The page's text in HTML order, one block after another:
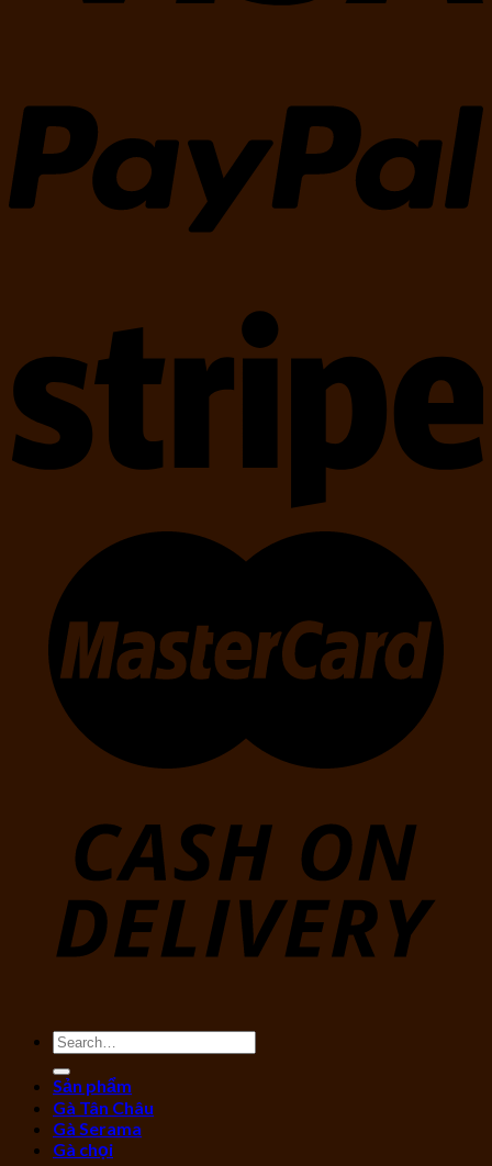
Search
for:
Sản phẩm
Gà Tân Châu
Gà Serama
Gà chọi